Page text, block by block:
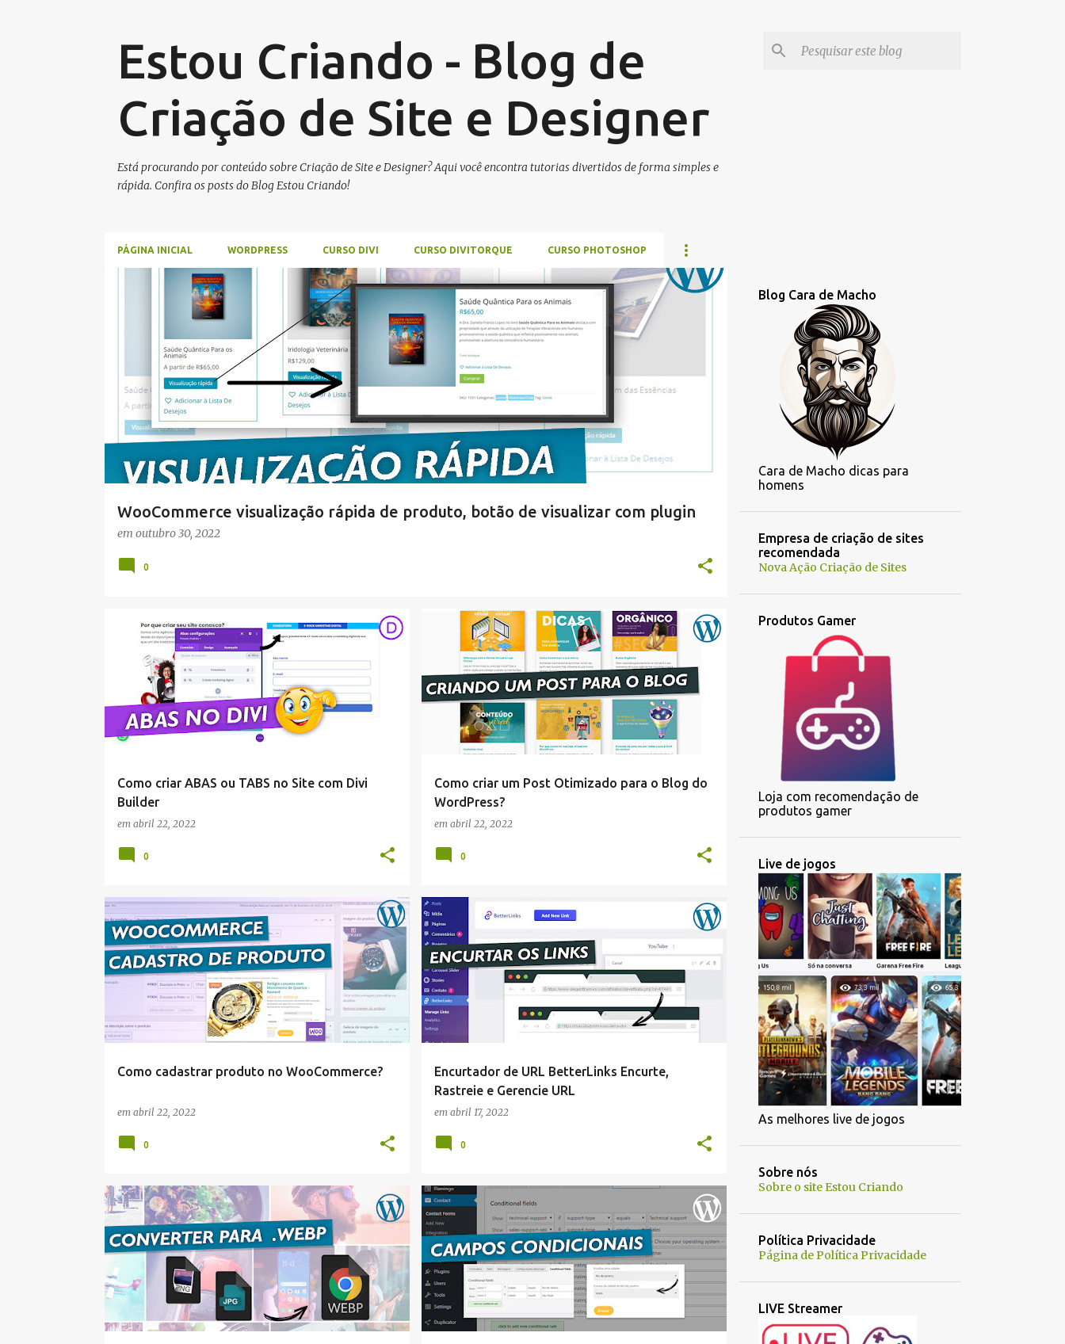
Estou Criando - Blog de
Criação de Site e Designer
Está procurando por conteúdo sobre Criação de Site e Designer? Aqui você encontra tutorias divertidos de forma simples e
rápida. Confira os posts do Blog Estou Criando!
PÁGINA INICIAL WORDPRESS CURSO DIVI CURSO DIVITORQUE CURSO PHOTOSHOP
n
WooCommerce visualização rápida de produto, botão de visualizar com plugin
em outubro 30, 2022
0
Como criar ABAS ou TABS no Site com Divi
Builder
em abril 22, 2022
0
Como criar um Post Otimizado para o Blog do
WordPress?
em abril 22, 2022
WORDPRESS
0
Como cadastrar produto no WooCommerce?
em abril 22, 2022
WORDPRESS
0
Encurtador de URL BetterLinks Encurte,
Rastreie e Gerencie URL
em abril 17, 2022
WORDPRESS
0
WORDPRESS WORDPRESS
Blog Cara de Macho
Cara de Macho dicas para
homens
Empresa de criação de sites
recomendada
Nova Ação Criação de Sites
Produtos Gamer
Loja com recomendação de
produtos gamer
Live de jogos
As melhores live de jogos
Sobre nós
Sobre o site Estou Criando
Política Privacidade
Página de Política Privacidade
LIVE Streamer